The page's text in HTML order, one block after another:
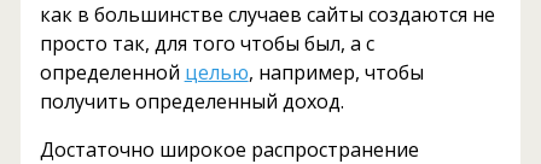
как в большинстве случаев сайты создаются не
просто так, для того чтобы был, а с
определенной целью, например, чтобы
получить определенный доход.
Достаточно широкое распространение